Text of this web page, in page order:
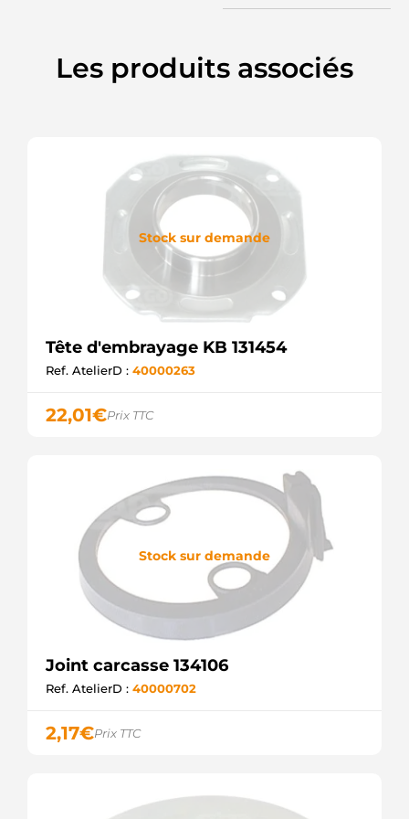
Les produits associés
Stock sur demande
Tête d'embrayage KB 131454
Ref. AtelierD : 40000263
22,01€Prix TTC
Stock sur demande
Joint carcasse 134106
Ref. AtelierD : 40000702
2,17€Prix TTC